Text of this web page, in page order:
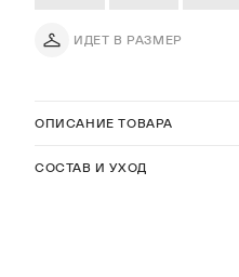
ОПИСАНИЕ ТОВАРА
СОСТАВ И УХОД
ИДЕТ В РАЗМЕР